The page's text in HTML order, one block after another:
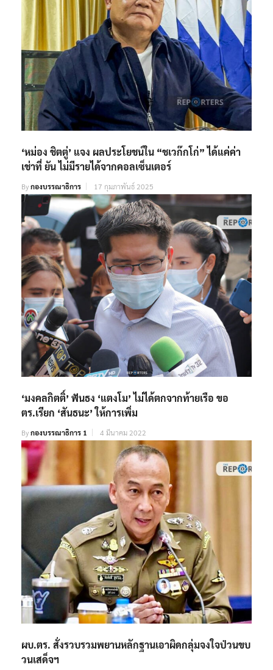
‘หม่อง ชิตตู่’ แจง ผลประโยชน์ใน “ชเวก๊กโก่” ได้แค่ค่า
เช่าที่ ยัน ไม่มีรายได้จากคอลเซ็นเตอร์
Byกองบรรณาธิการ 17 กุมภาพันธ์ 2025
‘มงคลกิตติ์’ ฟันธง ‘แตงโม’ ไม่ได้ตกจากท้ายเรือ ขอ
ตร.เรียก ‘สันธนะ’ ให้การเพิ่ม
Byกองบรรณาธิการ 1 4 มีนาคม 2022
ผบ.ตร. สั่งรวบรวมพยานหลักฐานเอาผิดกลุ่มจงใจป่วนขบ
วนเสด็จฯ